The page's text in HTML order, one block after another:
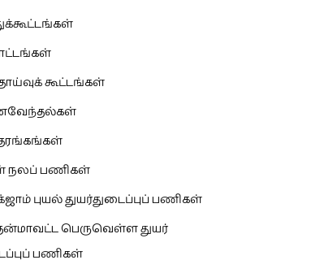
கூட்டங்கள்
நலப் பணிகள்
புயல் துயர்துடைப்புப் பணிகள்
பெருவெள்ள துயர்
பணிகள்